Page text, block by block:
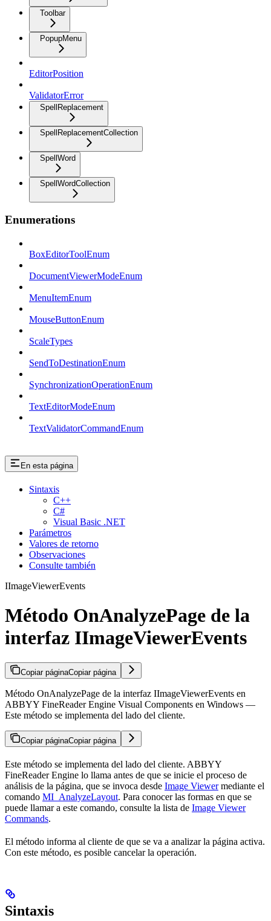
Toolbar
PopupMenu
EditorPosition
ValidatorError
SpellReplacement
SpellReplacementCollection
SpellWord
SpellWordCollection
Enumerations
BoxEditorToolEnum
DocumentViewerModeEnum
MenuItemEnum
MouseButtonEnum
ScaleTypes
SendToDestinationEnum
SynchronizationOperationEnum
TextEditorModeEnum
TextValidatorCommandEnum
En esta página
Sintaxis
C++
C#
Visual Basic .NET
Parámetros
Valores de retorno
Observaciones
Consulte también
IImageViewerEvents
Método OnAnalyzePage de la
interfaz IImageViewerEvents
Copiar páginaCopiar página
Método OnAnalyzePage de la interfaz IImageViewerEvents en
ABBYY FineReader Engine Visual Components en Windows —
Este método se implementa del lado del cliente.
Copiar páginaCopiar página
Este método se implementa del lado del cliente. ABBYY
FineReader Engine lo llama antes de que se inicie el proceso de
análisis de la página, que se invoca desde Image Viewermediante el
comando MI_AnalyzeLayout. Para conocer las formas en que se
puede llamar a este comando, consulte la lista de Image Viewer
Commands.
El método informa al cliente de que se va a analizar la página activa.
Con este método, es posible cancelar la operación.
Sintaxis